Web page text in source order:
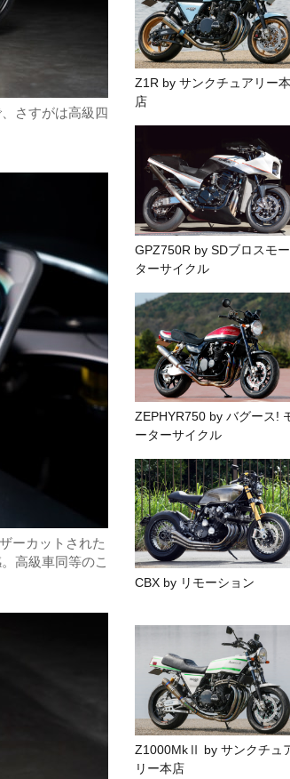
さすがは高級四
ーカットされた
高級車同等のこ
Z1R by サンクチュアリー本
店
GPZ750R by SDブロスモー
ターサイクル
ZEPHYR750 by バグース!
ーターサイクル
CBX by リモーション
Z1000MkⅡ by サンクチュ
リー本店